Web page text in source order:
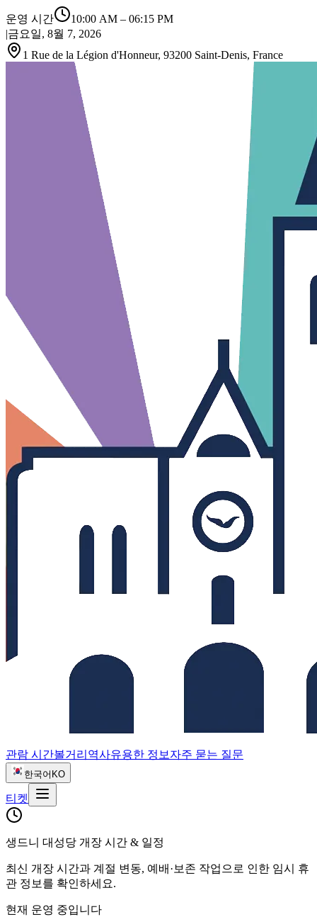
운영 시간 10:00 AM – 06:15 PM
|금요일, 8월 7, 2026
1 Rue de la Légion d'Honneur, 93200 Saint-Denis, France
관람 시간볼거리 역사유용한 정보 자주 묻는 질문
한국어 KO
티켓
생드니 대성당 개장 시간 & 일정
최신 개장 시간과 계절 변동, 예배·보존 작업으로 인한 임시 휴
관 정보를 확인하세요.
현재 운영 중입니다